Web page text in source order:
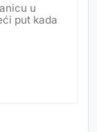
u
put kada